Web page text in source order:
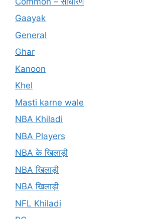
Gaayak
General
Ghar
Kanoon
Khel
Masti karne wale
NBA Khiladi
NBA Players
NBA के खिलाड़ी
NBA खिलाड़ी
NBA खिलाड़ी
NFL Khiladi